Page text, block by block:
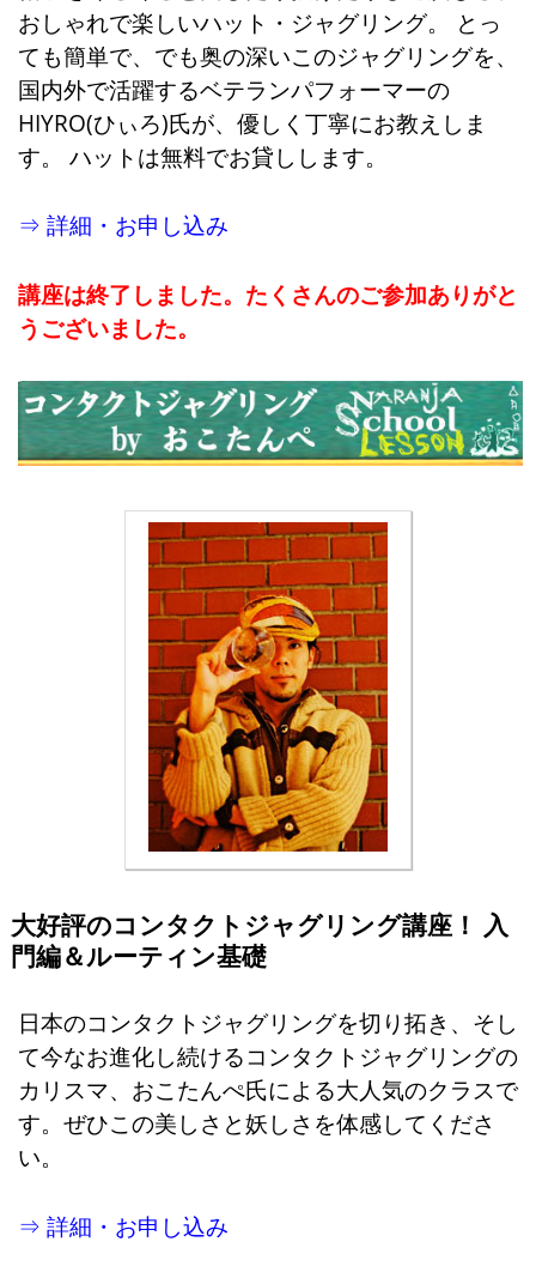
おしゃれで楽しいハット・ジャグリング。 とっ
ても簡単で、でも奥の深いこのジャグリングを、
国内外で活躍するベテランパフォーマーの
HIYRO(ひぃろ)氏が、優しく丁寧にお教えしま
す。 ハットは無料でお貸しします。
⇒ 詳細・お申し込み
講座は終了しました。たくさんのご参加ありがと
うございました。
大好評のコンタクトジャグリング講座！ 入
門編＆ルーティン基礎
日本のコンタクトジャグリングを切り拓き、そし
て今なお進化し続けるコンタクトジャグリングの
カリスマ、おこたんぺ氏による大人気のクラスで
す。ぜひこの美しさと妖しさを体感してくださ
い。
⇒ 詳細・お申し込み